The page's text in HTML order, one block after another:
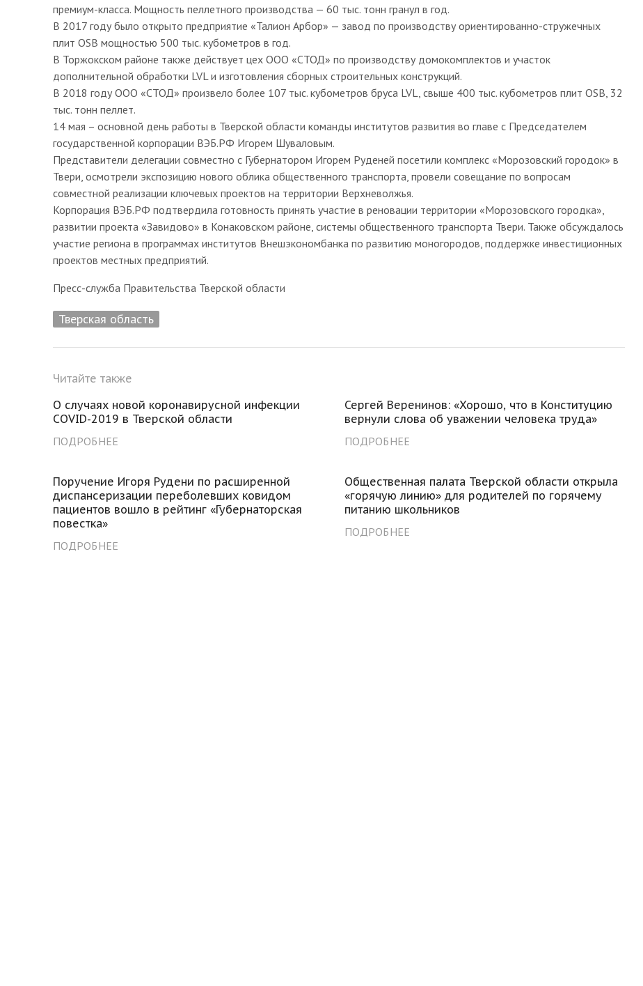
премиум-класса. Мощность пеллетного производства — 60 тыс. тонн гранул в год.
В 2017 году было открыто предприятие «Талион Арбор» — завод по производству ориентированно-стружечных
плит OSB мощностью 500 тыс. кубометров в год.
В Торжокском районе также действует цех ООО «СТОД» по производству домокомплектов и участок
дополнительной обработки LVL и изготовления сборных строительных конструкций.
В 2018 году ООО «СТОД» произвело более 107 тыс. кубометров бруса LVL, свыше 400 тыс. кубометров плит OSB, 32
тыс. тонн пеллет.
14 мая – основной день работы в Тверской области команды институтов развития во главе с Председателем
государственной корпорации ВЭБ.РФ Игорем Шуваловым.
Представители делегации совместно с Губернатором Игорем Руденей посетили комплекс «Морозовский городок» в
Твери, осмотрели экспозицию нового облика общественного транспорта, провели совещание по вопросам
совместной реализации ключевых проектов на территории Верхневолжья.
Корпорация ВЭБ.РФ подтвердила готовность принять участие в реновации территории «Морозовского городка»,
развитии проекта «Завидово» в Конаковском районе, системы общественного транспорта Твери. Также обсуждалось
участие региона в программах институтов Внешэкономбанка по развитию моногородов, поддержке инвестиционных
проектов местных предприятий.
Пресс-служба Правительства Тверской области
Тверская область
Читайте также
О случаях новой коронавирусной инфекции
COVID-2019 в Тверской области
ПОДРОБНЕЕ
Сергей Веренинов: «Хорошо, что в Конституцию
вернули слова об уважении человека труда»
ПОДРОБНЕЕ
Поручение Игоря Рудени по расширенной
диспансеризации переболевших ковидом
пациентов вошло в рейтинг «Губернаторская
повестка»
ПОДРОБНЕЕ
Общественная палата Тверской области открыла
«горячую линию» для родителей по горячему
питанию школьников
ПОДРОБНЕЕ